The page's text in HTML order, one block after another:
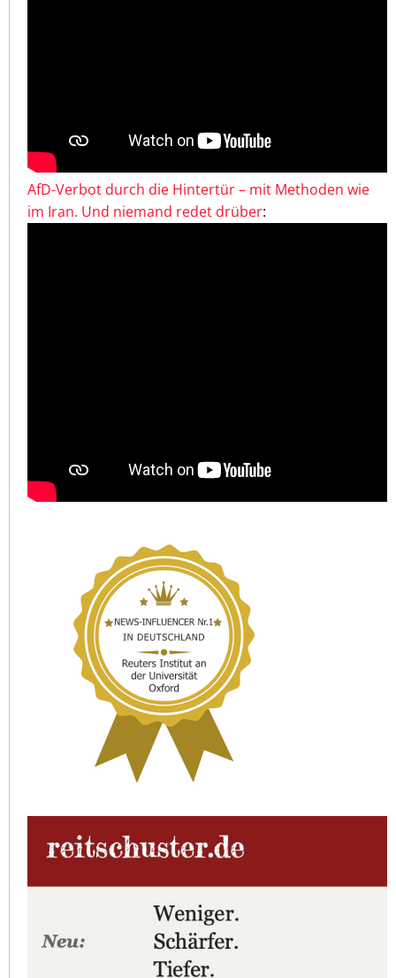
AfD-Verbot durch die Hintertür – mit Methoden wie
im Iran. Und niemand redet drüber: